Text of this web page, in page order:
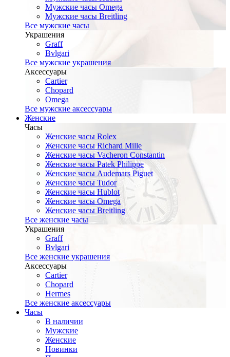
Мужские часы Omega
Мужские часы Breitling
Все мужские часы
Украшения
Graff
Bvlgari
Все мужские украшения
Аксессуары
Cartier
Chopard
Omega
Все мужские аксессуары
Женские
Часы
Женские часы Rolex
Женские часы Richard Mille
Женские часы Vacheron Constantin
Женские часы Patek Philippe
Женские часы Audemars Piguet
Женские часы Tudor
Женские часы Hublot
Женские часы Omega
Женские часы Breitling
Все женские часы
Украшения
Graff
Bvlgari
Все женские украшения
Аксессуары
Cartier
Chopard
Hermes
Все женские аксессуары
Часы
В наличии
Мужские
Женские
Новинки